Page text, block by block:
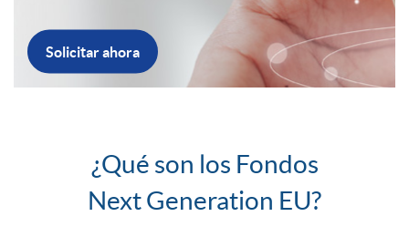
a
e
Solicitar ahora
¿Qué son los Fondos
Next Generation EU?